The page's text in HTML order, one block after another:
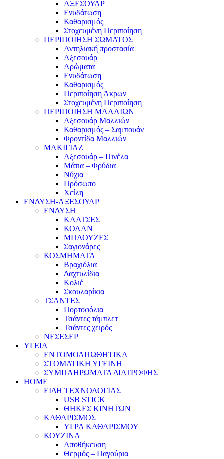
ΑΞΕΣΟΥΑΡ
Ενυδάτωση
Καθαρισμός
Στοχευμένη Περιποίηση
ΠΕΡΙΠΟΙΗΣΗ ΣΩΜΑΤΟΣ
Αντηλιακή προστασία
Αξεσουάρ
Αρώματα
Ενυδάτωση
Καθαρισμός
Περιποίηση Άκρων
Στοχευμένη Περιποίηση
ΠΕΡΙΠΟΙΗΣΗ ΜΑΛΛΙΩΝ
Αξεσουάρ Μαλλιών
Καθαρισμός – Σαμπουάν
Φροντίδα Μαλλιών
ΜΑΚΙΓΙΑΖ
Αξεσουάρ – Πινέλα
Μάτια – Φρύδια
Νύχια
Πρόσωπο
Χείλη
ΕΝΔΥΣΗ-ΑΞΕΣΟΥΑΡ
ΕΝΔΥΣΗ
ΚΑΛΤΣΕΣ
ΚΟΛΑΝ
ΜΠΛΟΥΖΕΣ
Σαγιονάρες
ΚΟΣΜΗΜΑΤΑ
Βραχιόλια
Δαχτυλίδια
Κολιέ
Σκουλαρίκια
ΤΣΑΝΤΕΣ
Πορτοφόλια
Τσάντες τάμπλετ
Τσάντες χειρός
ΝΕΣΕΣΕΡ
ΥΓΕΙΑ
ΕΝΤΟΜΟΑΠΩΘΗΤΙΚΑ
ΣΤΟΜΑΤΙΚΗ ΥΓΕΙΝΗ
ΣΥΜΠΛΗΡΩΜΑΤΑ ΔΙΑΤΡΟΦΗΣ
HOME
ΕΙΔΗ ΤΕΧΝΟΛΟΓΙΑΣ
USB STICK
ΘΗΚΕΣ ΚΙΝΗΤΩΝ
ΚΑΘΑΡΙΣΜΟΣ
ΥΓΡΑ ΚΑΘΑΡΙΣΜΟΥ
ΚΟΥΖΙΝΑ
Αποθήκευση
Θερμός – Παγούρια